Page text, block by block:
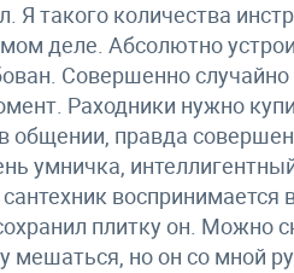
Я такого количества
деле. Абсолютно
Совершенно
Раходники нужно
общении, правда
умничка,
плитку он. Можно
мешаться, но он со мной